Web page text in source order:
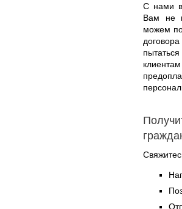
С нами
Вам не
можем